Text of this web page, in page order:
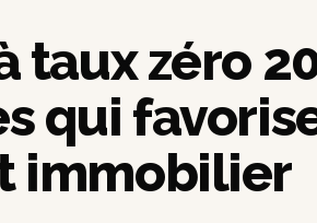
taux zéro
qui
immobilier